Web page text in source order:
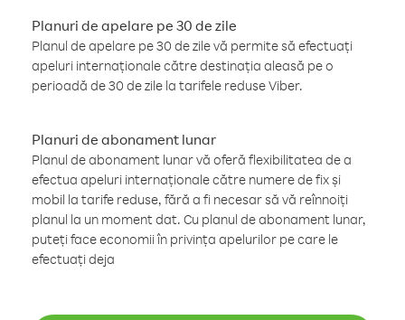
Planuri de apelare pe 30 de zile
Planul de apelare pe 30 de zile vă permite să efectuați
apeluri internaționale către destinația aleasă pe o
perioadă de 30 de zile la tarifele reduse Viber.
Planuri de abonament lunar
Planul de abonament lunar vă oferă flexibilitatea de a
efectua apeluri internaționale către numere de fix și
mobil la tarife reduse, fără a fi necesar să vă reînnoiți
planul la un moment dat. Cu planul de abonament lunar,
puteți face economii în privința apelurilor pe care le
efectuați deja